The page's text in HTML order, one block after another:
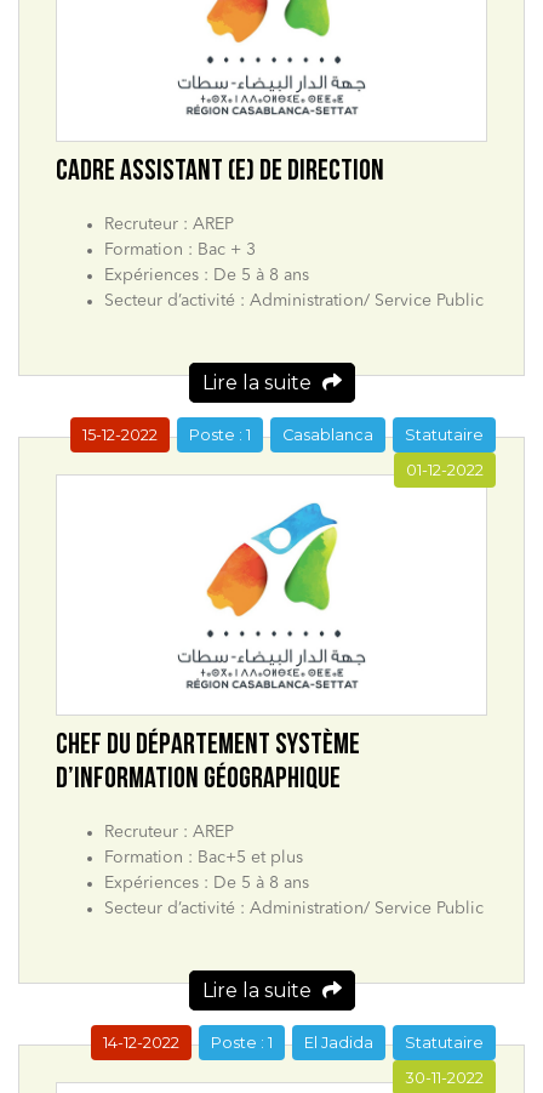
CADRE ASSISTANT (E) DE DIRECTION
Recruteur : AREP
Formation : Bac + 3
Expériences : De 5 à 8 ans
Secteur d’activité : Administration/ Service Public
Lire la suite
CHEF DU DÉPARTEMENT SYSTÈME
D’INFORMATION GÉOGRAPHIQUE
Recruteur : AREP
Formation : Bac+5 et plus
Expériences : De 5 à 8 ans
Secteur d’activité : Administration/ Service Public
Lire la suite
Statutaire
Casablanca
Poste : 1
15-12-2022
01-12-2022
Statutaire
El Jadida
Poste : 1
14-12-2022
30-11-2022